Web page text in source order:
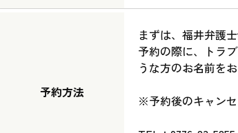
予約方法
まずは、福井弁護
予約の際に、トラ
うな方のお名前を
※予約後のキャンセ